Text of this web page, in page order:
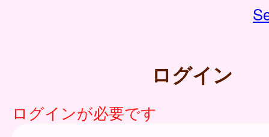
ログイン
ログインが必要です